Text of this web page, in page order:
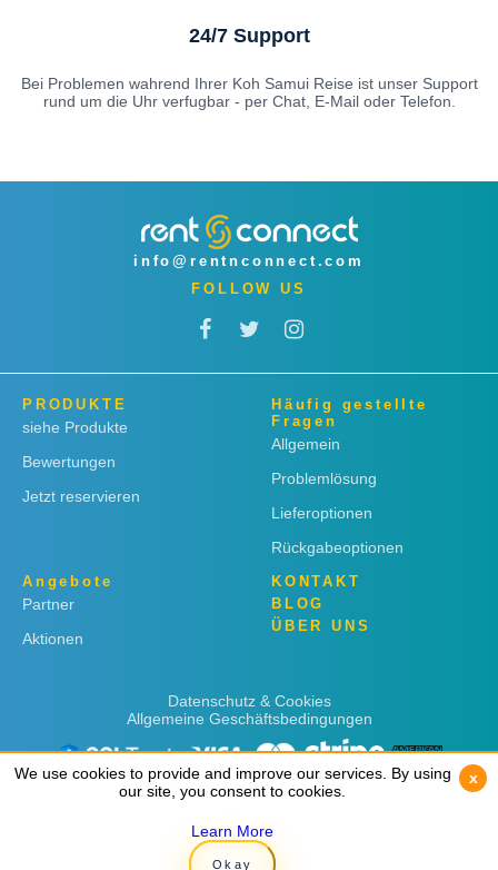
24/7 Support
Bei Problemen wahrend Ihrer Koh Samui Reise ist unser Support
rund um die Uhr verfugbar - per Chat, E-Mail oder Telefon.
info@rentnconnect.com
FOLLOW US
PRODUKTE
siehe Produkte
Bewertungen
Jetzt reservieren
Häufig gestellte
Fragen
Allgemein
Problemlösung
Lieferoptionen
Rückgabeoptionen
Angebote
Partner
Aktionen
KONTAKT
BLOG
ÜBER UNS
Datenschutz & Cookies
Allgemeine Geschäftsbedingungen
Copyright © 2019 Rent 'n Connect
We use cookies to provide and improve our services. By using
our site, you consent to cookies.
Learn More
Okay
x
We use cookies to provide and improve our services. By using
our site, you consent to cookies.
Learn More
Okay
x